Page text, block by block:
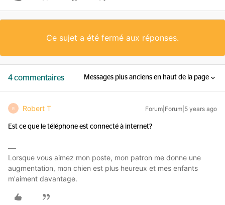
Ce sujet a été fermé aux réponses.
4 commentaires Messages plus anciens en haut de la page
R Robert T Forum|Forum|5 years ago
Est ce que le téléphone est connecté à internet?
Lorsque vous aimez mon poste, mon patron me donne une
augmentation, mon chien est plus heureux et mes enfants
m'aiment davantage.